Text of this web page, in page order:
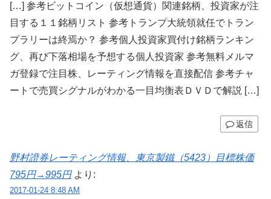
[…] 参考ビットコイン（仮想通貨）関連銘柄、投資家が注
目する１１銘柄リスト 参考トランプ大統領就任でトラン
プラリーは終焉か？ 参考個人投資家買付け銘柄ランキン
グ、再び下落相場を予想する個人投資家 参考無料メルマ
ガ登録で注目株、レーティング情報を直接配信 参考チャ
ートで売買シグナルがわかる一目均衡表ＤＶＤで解説 […]
返信
野村證券レーティング情報、東京製鐵（5423）目標株価
795円→995円 より:
2017-01-24 8:48 AM